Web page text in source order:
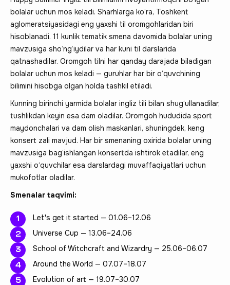
bolalar uchun mos keladi. Sharhlarga ko‘ra, Toshkent
aglomeratsiyasidagi eng yaxshi til oromgohlaridan biri
hisoblanadi. 11 kunlik tematik smena davomida bolalar uning
mavzusiga sho‘ng‘iydilar va har kuni til darslarida
qatnashadilar. Oromgoh tilni har qanday darajada biladigan
bolalar uchun mos keladi — guruhlar har bir o‘quvchining
bilimini hisobga olgan holda tashkil etiladi.
Kunning birinchi yarmida bolalar ingliz tili bilan shug‘ullanadilar,
tushlikdan keyin esa dam oladilar. Oromgoh hududida sport
maydonchalari va dam olish maskanlari, shuningdek, keng
konsert zali mavjud. Har bir smenaning oxirida bolalar uning
mavzusiga bag‘ishlangan konsertda ishtirok etadilar, eng
yaxshi o‘quvchilar esa darslardagi muvaffaqiyatlari uchun
mukofotlar oladilar.
Smenalar taqvimi:
Let's get it started — 01.06–12.06
Universe Cup — 13.06–24.06
School of Witchcraft and Wizardry — 25.06–06.07
Around the World — 07.07–18.07
Evolution of art — 19.07–30.07